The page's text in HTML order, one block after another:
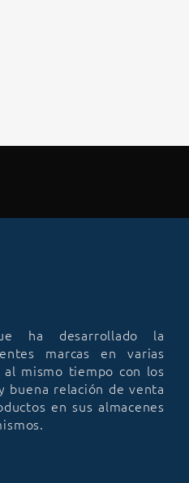
ha desarrollado la
marcas en varias
mismo tiempo con los
buena relación de venta
en sus almacenes